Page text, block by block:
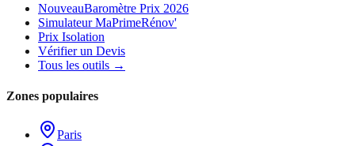
NouveauBaromètre Prix 2026
Simulateur MaPrimeRénov'
Prix Isolation
Vérifier un Devis
Tous les outils →
Zones populaires
Paris